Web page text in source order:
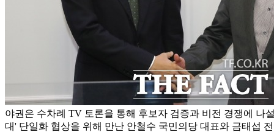
야권은 수차례 TV 토론을 통해 후보자 검증과 비전 경쟁에 나
대' 단일화 협상을 위해 만난 안철수 국민의당 대표와 금태섭